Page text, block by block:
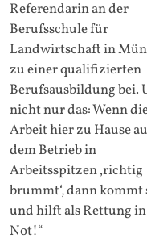
Referendarin an der
Berufsschule für
Landwirtschaft in
zu einer qualifizierten
Berufsausbildung bei.
nicht nur das: Wenn
Arbeit hier zu Hause
dem Betrieb in
Arbeitsspitzen ‚richtig
brummt‘, dann kommt
und hilft als Rettung
Not!“